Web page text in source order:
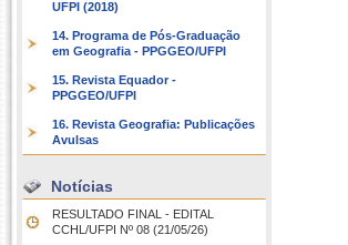
UFPI (2018)
14. Programa de Pós-Graduação
em Geografia - PPGGEO/UFPI
15. Revista Equador -
PPGGEO/UFPI
16. Revista Geografia: Publicações
Avulsas
Notícias
RESULTADO FINAL - EDITAL
CCHL/UFPI Nº 08 (21/05/26)